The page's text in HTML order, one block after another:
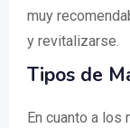
muy
y revitalizarse.
Tipos de
En cuanto a los